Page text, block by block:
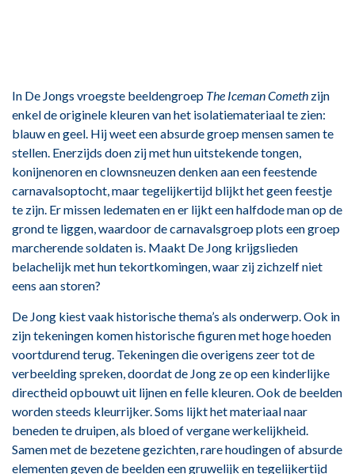
In De Jongs vroegste beeldengroep The Iceman Cometh zijn
enkel de originele kleuren van het isolatiemateriaal te zien:
blauw en geel. Hij weet een absurde groep mensen samen te
stellen. Enerzijds doen zij met hun uitstekende tongen,
konijnenoren en clownsneuzen denken aan een feestende
carnavalsoptocht, maar tegelijkertijd blijkt het geen feestje
te zijn. Er missen ledematen en er lijkt een halfdode man op de
grond te liggen, waardoor de carnavalsgroep plots een groep
marcherende soldaten is. Maakt De Jong krijgslieden
belachelijk met hun tekortkomingen, waar zij zichzelf niet
eens aan storen?
De Jong kiest vaak historische thema’s als onderwerp. Ook in
zijn tekeningen komen historische figuren met hoge hoeden
voortdurend terug. Tekeningen die overigens zeer tot de
verbeelding spreken, doordat de Jong ze op een kinderlijke
directheid opbouwt uit lijnen en felle kleuren. Ook de beelden
worden steeds kleurrijker. Soms lijkt het materiaal naar
beneden te druipen, als bloed of vergane werkelijkheid.
Samen met de bezetene gezichten, rare houdingen of absurde
elementen geven de beelden een gruwelijk en tegelijkertijd